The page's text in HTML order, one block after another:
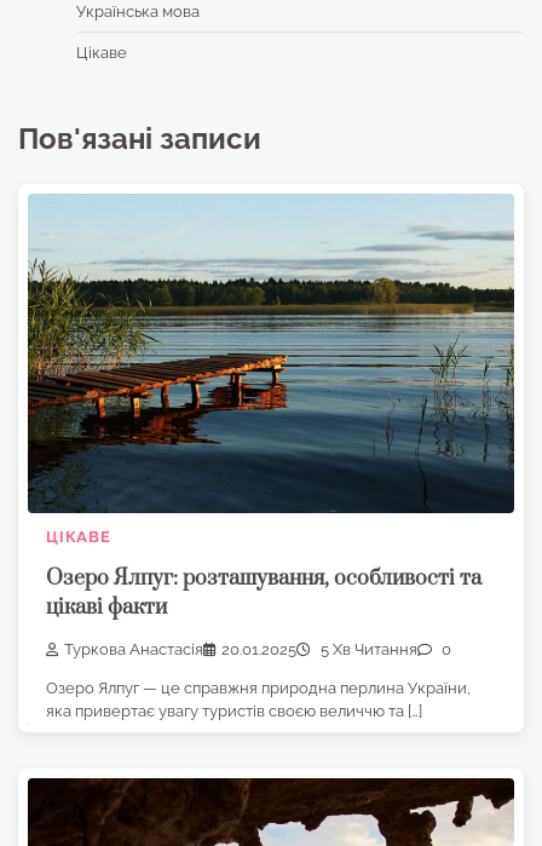
Українська мова
Цікаве
Пов'язані записи
ЦІКАВЕ
Озеро Ялпуг: розташування, особливості та
цікаві факти
Туркова Анастасія 20.01.2025 5 Хв Читання 0
Озеро Ялпуг — це справжня природна перлина України,
яка привертає увагу туристів своєю величчю та […]